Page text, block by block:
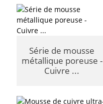
Série de mousse
métallique poreuse -
Cuivre ...